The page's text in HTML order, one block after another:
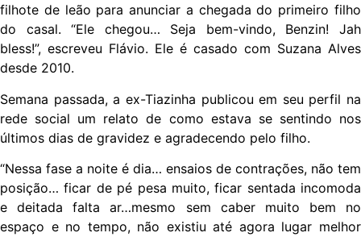
filhote de leão para anunciar a chegada do primeiro filho
do casal. “Ele chegou… Seja bem-vindo, Benzin! Jah
bless!”, escreveu Flávio. Ele é casado com Suzana Alves
desde 2010.
Semana passada, a ex-Tiazinha publicou em seu perfil na
rede social um relato de como estava se sentindo nos
últimos dias de gravidez e agradecendo pelo filho.
“Nessa fase a noite é dia… ensaios de contrações, não tem
posição… ficar de pé pesa muito, ficar sentada incomoda
e deitada falta ar…mesmo sem caber muito bem no
espaço e no tempo, não existiu até agora lugar melhor